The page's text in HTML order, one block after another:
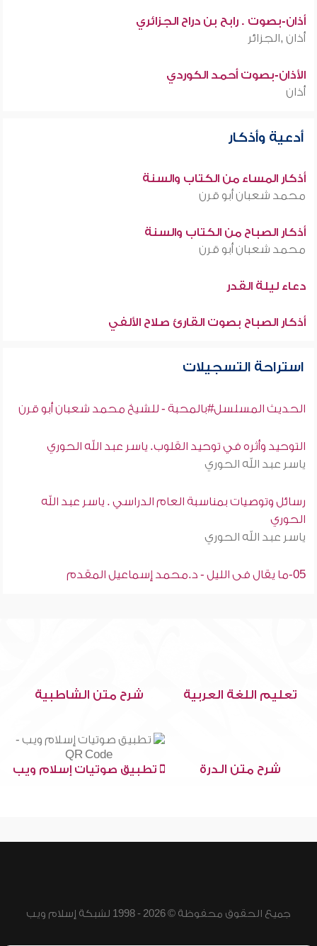
أذان-بصوت . رابح بن دراح الجزائري
أذان ,الجزائر
الأذان-بصوت أحمد الكوردي
أذان
أدعية وأذكار
أذكار المساء من الكتاب والسنة
محمد شعبان أبو قرن
أذكار الصباح من الكتاب والسنة
محمد شعبان أبو قرن
دعاء ليلة القدر
أذكار الصباح بصوت القارئ صلاح الألفي
استراحة التسجيلات
الحديث المسلسل#بالمحبة - للشيخ محمد شعبان أبو قرن
التوحيد وأثره في توحيد القلوب. ياسر عبد الله الحوري
ياسر عبد الله الحوري
رسائل وتوصيات بمناسبة العام الدراسي . ياسر عبد الله
الحوري
ياسر عبد الله الحوري
05-ما يقال فى الليل - د.محمد إسماعيل المقدم
تعليم اللغة العربية شرح متن الشاطبية
شرح متن الدرة تطبيق صوتيات إسلام ويب
جميع الحقوق محفوظة © 2026 - 1998 لشبكة إسلام ويب